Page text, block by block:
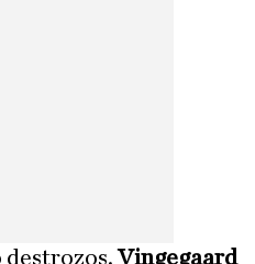
destrozos.Vingegaard